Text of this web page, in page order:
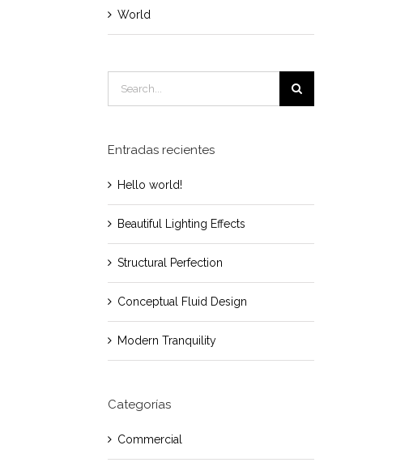
World
for:
Entradas recientes
Hello world!
Beautiful Lighting Effects
Structural Perfection
Conceptual Fluid Design
Modern Tranquility
Categorías
Commercial